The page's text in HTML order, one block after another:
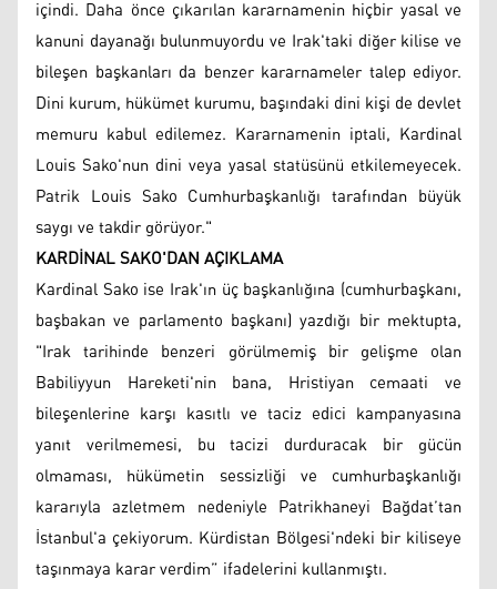
içindi. Daha önce çıkarılan kararnamenin hiçbir yasal ve
kanuni dayanağı bulunmuyordu ve Irak'taki diğer kilise ve
bileşen başkanları da benzer kararnameler talep ediyor.
Dini kurum, hükümet kurumu, başındaki dini kişi de devlet
memuru kabul edilemez. Kararnamenin iptali, Kardinal
Louis Sako'nun dini veya yasal statüsünü etkilemeyecek.
Patrik Louis Sako Cumhurbaşkanlığı tarafından büyük
saygı ve takdir görüyor."
KARDİNAL SAKO'DAN AÇIKLAMA
Kardinal Sako ise Irak'ın üç başkanlığına (cumhurbaşkanı,
başbakan ve parlamento başkanı) yazdığı bir mektupta,
"Irak tarihinde benzeri görülmemiş bir gelişme olan
Babiliyyun Hareketi'nin bana, Hristiyan cemaati ve
bileşenlerine karşı kasıtlı ve taciz edici kampanyasına
yanıt verilmemesi, bu tacizi durduracak bir gücün
olmaması, hükümetin sessizliği ve cumhurbaşkanlığı
kararıyla azletmem nedeniyle Patrikhaneyi Bağdat’tan
İstanbul'a çekiyorum. Kürdistan Bölgesi'ndeki bir kiliseye
taşınmaya karar verdim” ifadelerini kullanmıştı.